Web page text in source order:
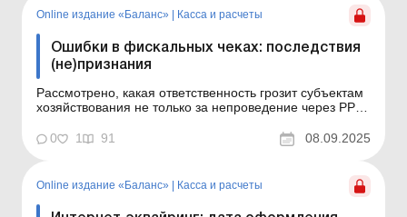
работ...
Online издание «Баланс» | Касса и расчеты
Ошибки в фискальных чеках: последствия
(не)признания
Рассмотрено, какая ответственность грозит субъектам
хозяйствования не только за непроведение через РРО/
соответствующих расчетных документов (в бумажной
или электронной форме), но и за ошибки в
года 01...
0 1 91 08.09.2025
Online издание «Баланс» | Касса и расчеты